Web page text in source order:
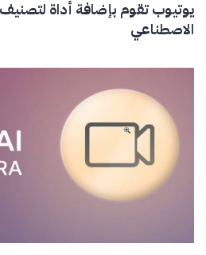
يوتيوب تقوم بإضافة أداة
الاصطناعي